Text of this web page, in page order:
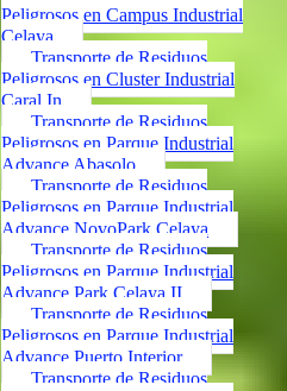
Peligrosos en Campus Industrial
Celaya
Transporte de Residuos
Peligrosos en Cluster Industrial
Caral In
Transporte de Residuos
Peligrosos en Parque Industrial
Advance Abasolo
Transporte de Residuos
Peligrosos en Parque Industrial
Advance NovoPark Celaya
Transporte de Residuos
Peligrosos en Parque Industrial
Advance Park Celaya II
Transporte de Residuos
Peligrosos en Parque Industrial
Advance Puerto Interior
Transporte de Residuos